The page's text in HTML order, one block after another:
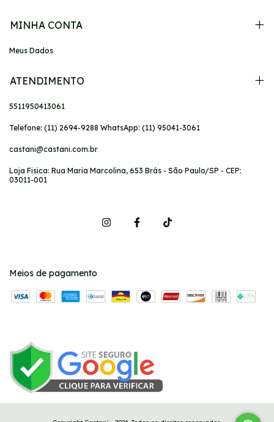
MINHA CONTA
Meus Dados
ATENDIMENTO
5511950413061
Telefone: (11) 2694-9288 WhatsApp: (11) 95041-3061
castani@castani.com.br
Loja Fisica: Rua Maria Marcolina, 653 Brás - São Paulo/SP - CEP:
03011-001
Meios de pagamento